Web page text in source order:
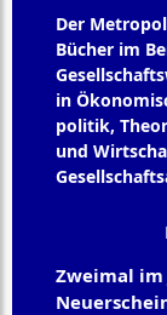
Der
Bücher im
in
politik,
und
Zweimal im